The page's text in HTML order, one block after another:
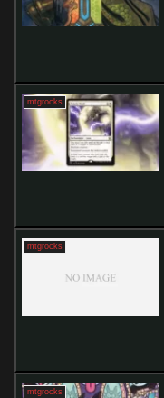
mtgrocks
mtgrocks
mtgrocks